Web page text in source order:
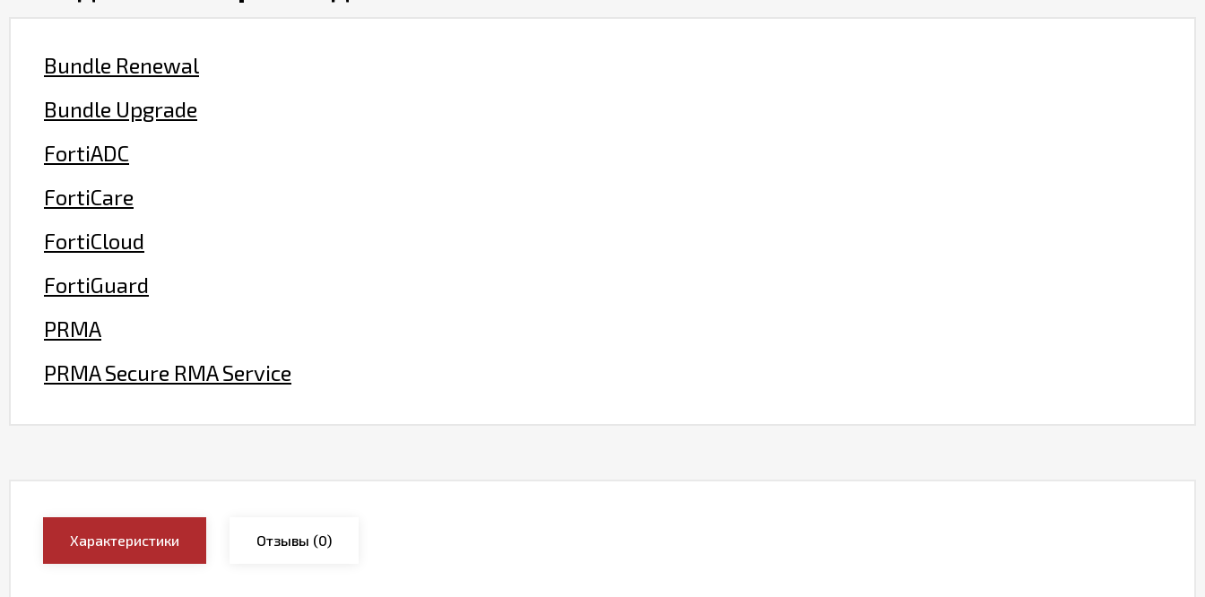
Bundle Renewal
Bundle Upgrade
FortiADC
FortiCare
FortiCloud
FortiGuard
PRMA
PRMA Secure RMA Service
Характеристики Отзывы (0)